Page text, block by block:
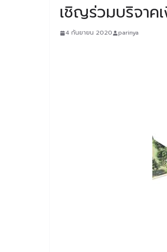
เชิญร่วมบริจาค
4 กันยายน 2020 parinya